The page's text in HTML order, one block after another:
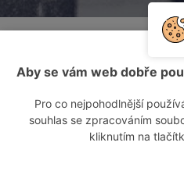
Připravujeme
Aby se vám web dobře
Pro co nejpohodlnější
souhlas se zpracováním
kliknutím na